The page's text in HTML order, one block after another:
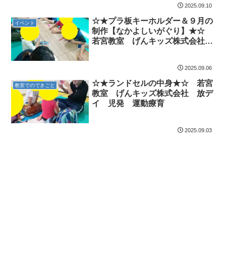
2025.09.10
イベント
☆★プラ板キーホルダー＆９月の
制作【なかよしいがぐり】★☆
若宮教室 げんキッズ株式会社
2025.09.06
教室でのできごと
☆★ランドセルの中身★☆ 若宮
教室 げんキッズ株式会社 放デ
イ 児発 運動療育
2025.09.03